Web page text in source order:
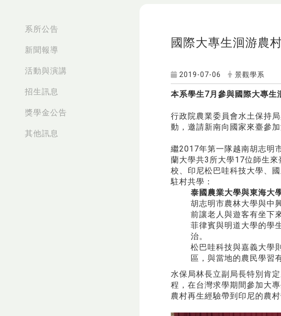
系所公告
新聞報導
活動與演講
招生訊息
獎學金公告
其他訊息
國際大專生洄游農
2019-07-06 景觀學系
本系學生7月參與國際大專生
行政院農業委員會水土保持
動，邀請新南向國家來臺參
繼2017年第一隊越南胡志明
蘭大學共3所大學17位師生
校、印尼松巴哇科技大學、
駐村共學：
泰國農業大學與東海大
胡志明市農林大學與中
前讓老人與遊客有坐下
菲律賓與明道大學的學
治。
松巴哇科技與嘉義大學
區，與當地的農民學習
水保局林長立副局長特別肯
程，在台灣求學期間參加大
農村再生經驗帶到印尼的農